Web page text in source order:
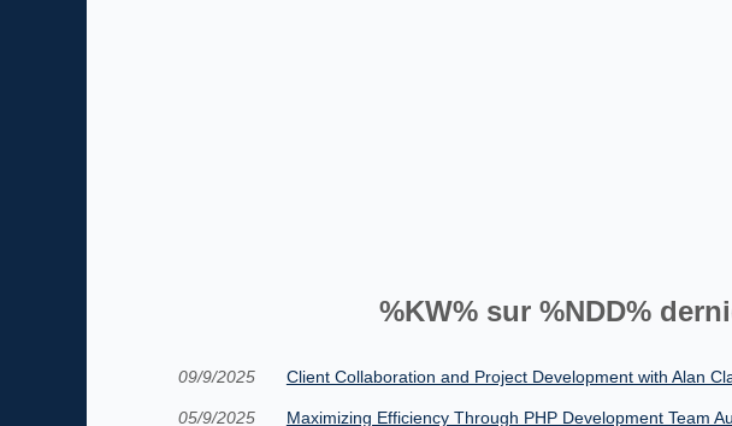
%KW% sur %NDD%
09/9/2025 Client Collaboration and Project Development with Alan
05/9/2025 Maximizing Efficiency Through PHP Development Team